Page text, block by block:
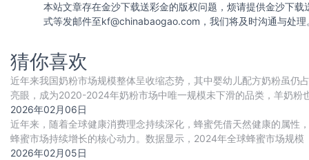
本站文章存在金沙下载送彩金的版权问题，烦请提供金沙下
式等发邮件至kf@chinabaogao.com ，我们将及时沟通与处理
猜你喜欢
近年来我国奶粉市场规模整体呈收缩态势，其中婴幼儿配方奶粉虽仍
亮眼，成为2020-2024年奶粉市场中唯一规模未下滑的品类，羊奶粉
2026年02月06日
近年来，随着全球健康消费理念持续深化，蜂蜜凭借天然健康的属性
蜂蜜市场持续增长的核心动力。数据显示，2024年全球蜂蜜市场规
稳步扩张，到2034年这一
2026年02月05日